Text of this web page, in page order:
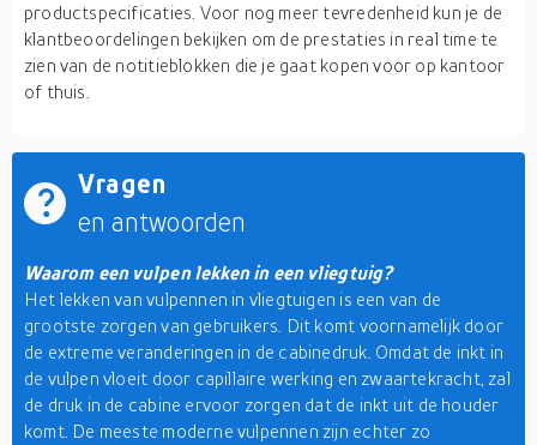
productspecificaties. Voor nog meer tevredenheid kun je de
klantbeoordelingen bekijken om de prestaties in real time te
zien van de notitieblokken die je gaat kopen voor op kantoor
of thuis.
Vragen
en antwoorden
Waarom een vulpen lekken in een vliegtuig?
Het lekken van vulpennen in vliegtuigen is een van de
grootste zorgen van gebruikers. Dit komt voornamelijk door
de extreme veranderingen in de cabinedruk. Omdat de inkt in
de vulpen vloeit door capillaire werking en zwaartekracht, zal
de druk in de cabine ervoor zorgen dat de inkt uit de houder
komt. De meeste moderne vulpennen zijn echter zo